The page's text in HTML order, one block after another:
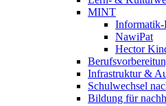
MINT
NawiPat
Hector
Infrastruktur &
Schulwechsel
Bildung für